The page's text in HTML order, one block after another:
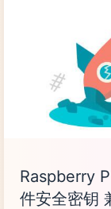
Raspberry
件安全密钥